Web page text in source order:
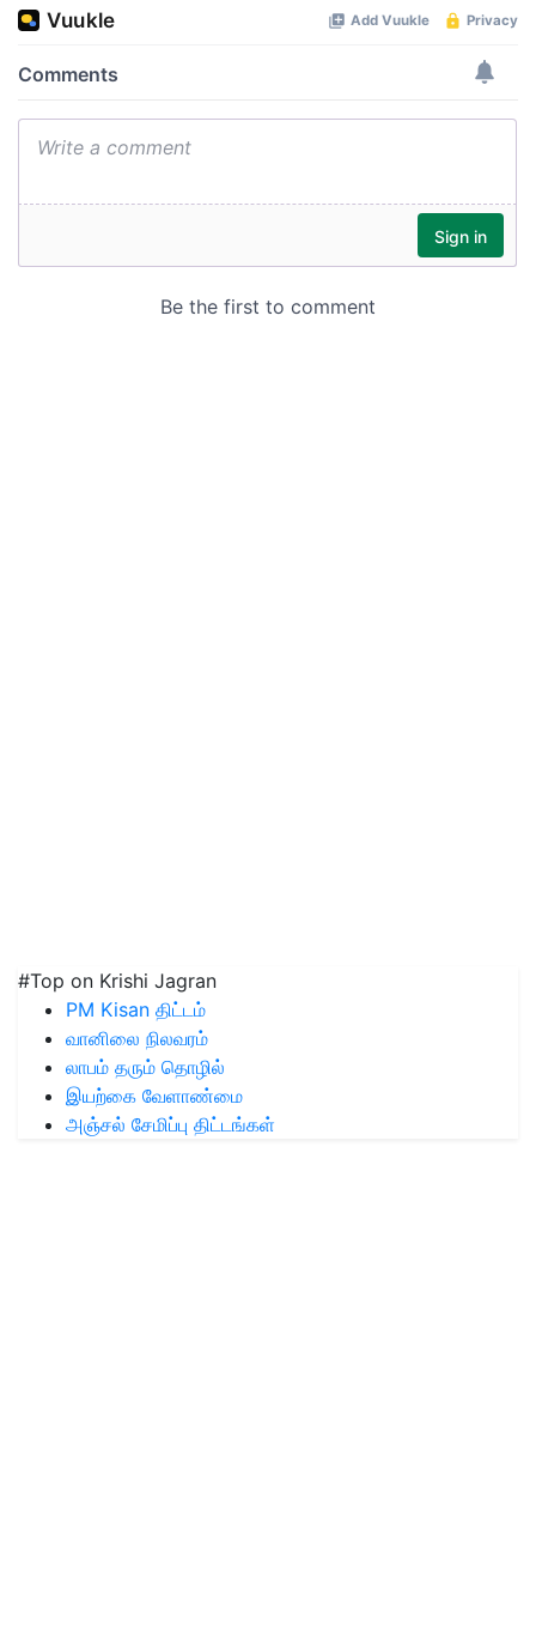
#Top on Krishi Jagran
PM Kisan திட்டம்
வானிலை நிலவரம்
லாபம் தரும் தொழில்
இயற்கை வேளாண்மை
அஞ்சல் சேமிப்பு திட்டங்கள்